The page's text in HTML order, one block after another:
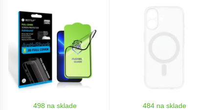
498 na sklade 484 na sklade